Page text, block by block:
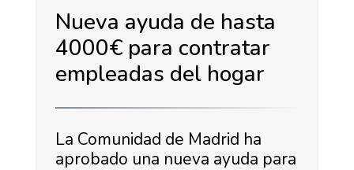
Nueva ayuda de hasta
4000€ para contratar
empleadas del hogar
La Comunidad de Madrid ha
aprobado una nueva ayuda para